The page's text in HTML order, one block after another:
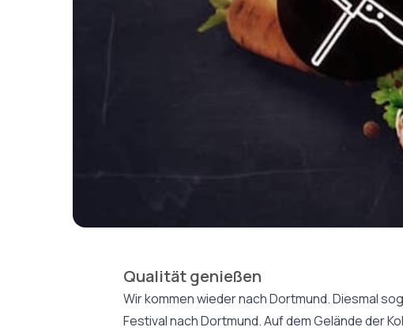
Qualität genießen
Wir kommen wieder nach Dortmund. Diesmal
Festival nach Dortmund. Auf dem Gelände der